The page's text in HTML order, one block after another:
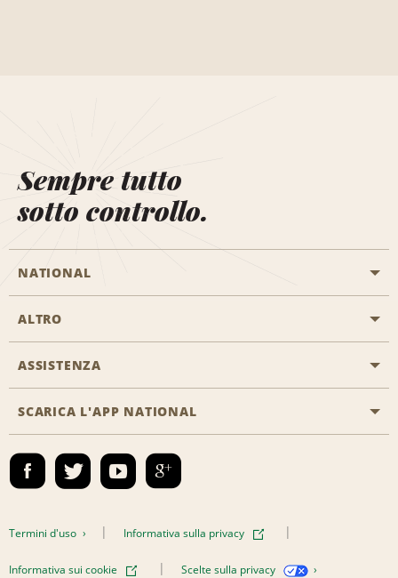
Sempre tutto
sotto controllo.
NATIONAL
Inizia una prenotazione
Programmi business
Emerald Club Accedi
ALTRO
Offerte di lavoro
ASSISTENZA
Accessibilità
Contatti
SCARICA L'APP NATIONAL
Termini d'uso Informativa sulla privacy
Informativa sui cookie Scelte sulla privacy